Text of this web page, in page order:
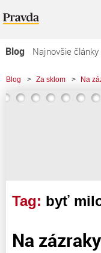
Blog
Najnovšie články
Najčítanejšie články
Najkomentovanejšie
Blog > Za sklom > Na
Tag: byť
Na